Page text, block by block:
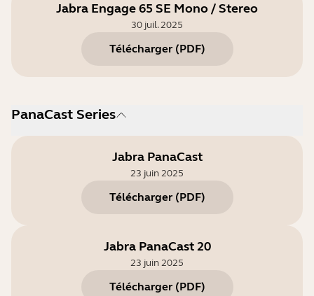
Jabra Engage 65 SE Mono / Stereo
30 juil. 2025
Télécharger (PDF)
PanaCast Series
Jabra PanaCast
23 juin 2025
Télécharger (PDF)
Jabra PanaCast 20
23 juin 2025
Télécharger (PDF)